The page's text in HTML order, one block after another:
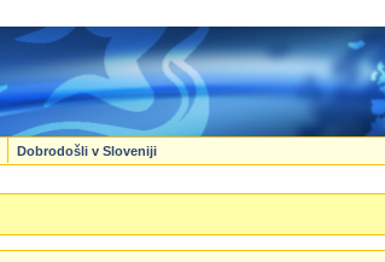
Dobrodošli v Sloveniji